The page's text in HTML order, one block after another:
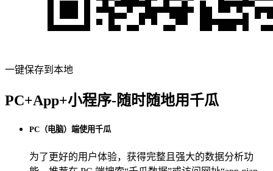
一键保存到本地
PC+App+小程序-随时随地用千瓜
PC（电脑）端使用千瓜
为了更好的用户体验，获得完整且强大的数据分析功